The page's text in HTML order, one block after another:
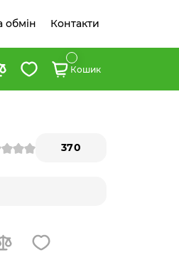
обмін Контакти
Кошик
370